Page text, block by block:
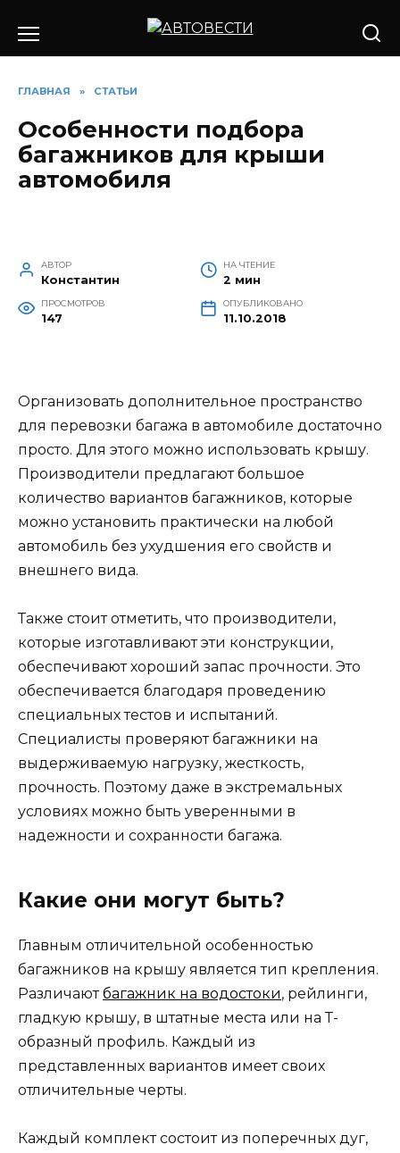
содержанию
ГЛАВНАЯ » СТАТЬИ
Особенности подбора
багажников для крыши
автомобиля
АВТОР
Константин
НА ЧТЕНИЕ
2 мин
ПРОСМОТРОВ
147
ОПУБЛИКОВАНО
11.10.2018
Организовать дополнительное пространство
для перевозки багажа в автомобиле достаточно
просто. Для этого можно использовать крышу.
Производители предлагают большое
количество вариантов багажников, которые
можно установить практически на любой
автомобиль без ухудшения его свойств и
внешнего вида.
Также стоит отметить, что производители,
которые изготавливают эти конструкции,
обеспечивают хороший запас прочности. Это
обеспечивается благодаря проведению
специальных тестов и испытаний.
Специалисты проверяют багажники на
выдерживаемую нагрузку, жесткость,
прочность. Поэтому даже в экстремальных
условиях можно быть уверенными в
надежности и сохранности багажа.
Какие они могут быть?
Главным отличительной особенностью
багажников на крышу является тип крепления.
Различаютбагажник на водостоки, рейлинги,
гладкую крышу, в штатные места или на Т-
образный профиль. Каждый из
представленных вариантов имеет своих
отличительные черты.
Каждый комплект состоит из поперечных дуг,